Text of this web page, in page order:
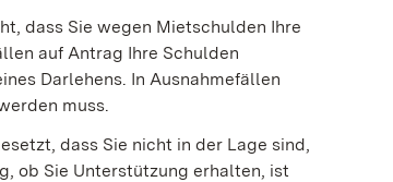
dass Sie wegen Mietschulden Ihre
auf Antrag Ihre Schulden
Darlehens. In Ausnahmefällen
muss.
dass Sie nicht in der Lage sind,
ob Sie Unterstützung erhalten, ist